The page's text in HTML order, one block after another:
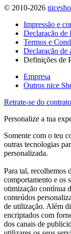
© 2010-2026
Impressão e
Declaração de
Termos e
Declaração de
Definições de
Empresa
Outros nice
Retrate-se do contrato
Personalize a tua
Somente com o teu
outras tecnologias
personalizada.
Para tal, recolhemos
comportamento e os
otimização contínua
conteúdos
de utilização. Além
encriptados com
dos canais de